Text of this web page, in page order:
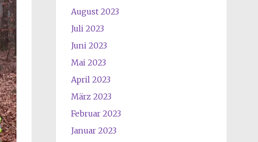
August 2023
Juli 2023
Juni 2023
Mai 2023
April 2023
März 2023
Februar 2023
Januar 2023